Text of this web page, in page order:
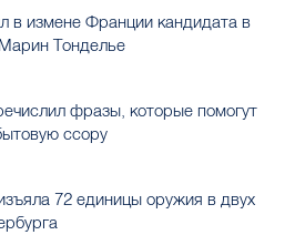
в измене Франции кандидата в
Тонделье
фразы, которые помогут
ссору
72 единицы оружия в двух